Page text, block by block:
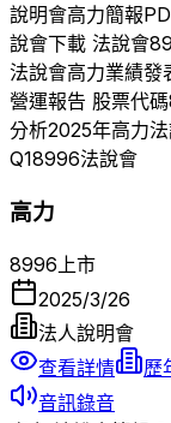
說明會高力簡報
說會下載 法說會
法說會高力業績發
營運報告 股票代碼
分析2025年高力
Q18996法說會
高力
8996上市
2025/3/26
法人說明會
查看詳情
歷
音訊錄音